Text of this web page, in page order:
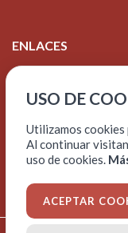
ENLACES
Aviso legal
Política de cookies
Política de protección
USO DE
Utilizamos cookies
Al continuar
uso de cookies.
ACEPTAR